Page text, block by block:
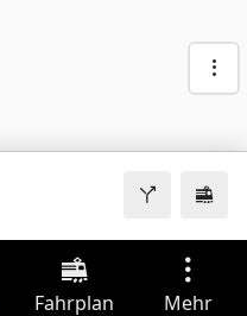
Fahrplan Mehr